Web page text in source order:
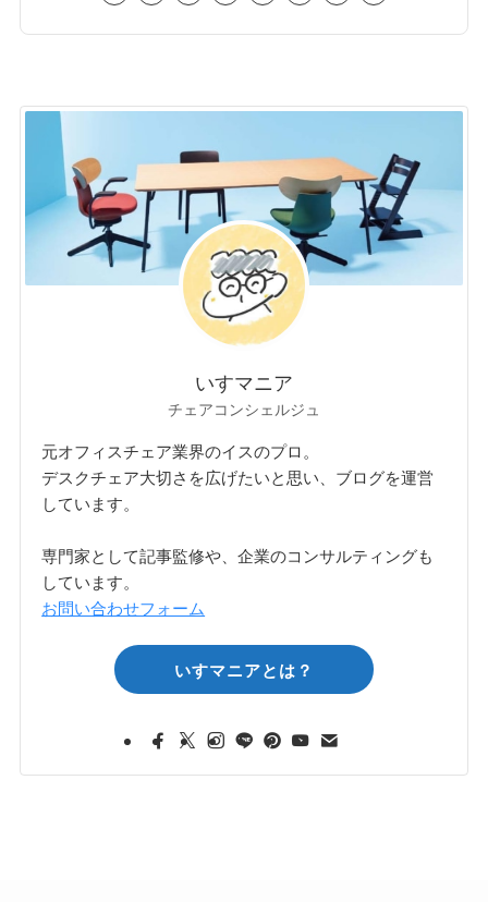
いすマニア
チェアコンシェルジュ
元オフィスチェア業界のイスのプロ。
デスクチェア大切さを広げたいと思い、ブログを運営
しています。
専門家として記事監修や、企業のコンサルティングも
しています。
お問い合わせフォーム
いすマニアとは？